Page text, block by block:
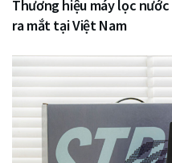
Thương hiệu máy lọc
ra mắt tại Việt Nam